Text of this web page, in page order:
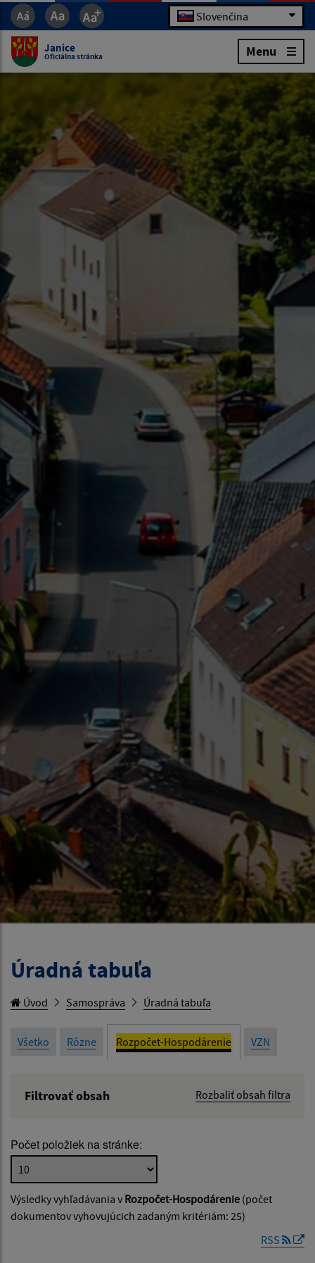
Slovenčina
Janice
Oficiálna stránka Menu
Úradná tabuľa
Úvod Samospráva Úradná tabuľa
Všetko Rôzne Rozpočet-Hospodárenie VZN
Filtrovať obsah Rozbaliť obsah filtra
Popis:
Dátum zverejnenia od:
Počet položiek na stránke:
Výsledky vyhľadávania v Rozpočet-Hospodárenie (počet
dokumentov vyhovujúcich zadaným kritériám: 25)
RSS